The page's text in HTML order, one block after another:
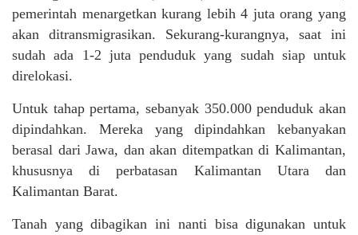
pemerintah menargetkan kurang lebih 4 juta orang yang
akan ditransmigrasikan. Sekurang-kurangnya, saat ini
sudah ada 1-2 juta penduduk yang sudah siap untuk
direlokasi.
Untuk tahap pertama, sebanyak 350.000 penduduk akan
dipindahkan. Mereka yang dipindahkan kebanyakan
berasal dari Jawa, dan akan ditempatkan di Kalimantan,
khususnya di perbatasan Kalimantan Utara dan
Kalimantan Barat.
Tanah yang dibagikan ini nanti bisa digunakan untuk